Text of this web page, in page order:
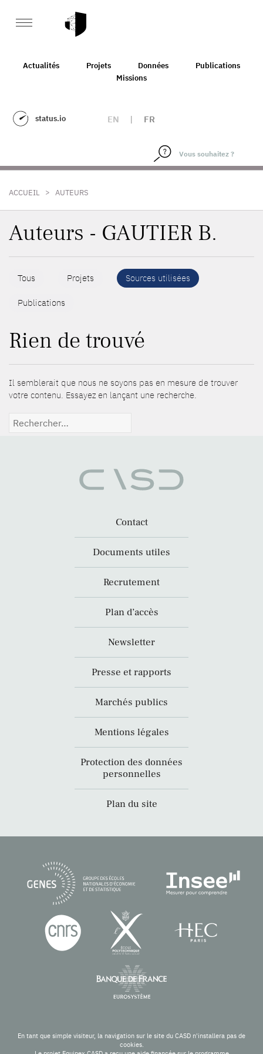
Actualités Projets Données
Publications
Missions
status.io EN | FR
ACCUEIL > AUTEURS
Auteurs - GAUTIER B.
Tous Projets Sources utilisées
Publications
Rien de trouvé
Il semblerait que nous ne soyons pas en mesure de trouver
votre contenu. Essayez en lançant une recherche.
Rechercher :
Contact
Documents utiles
Recrutement
Plan d’accès
Newsletter
Presse et rapports
Marchés publics
Mentions légales
Protection des données
personnelles
Plan du site
En tant que simple visiteur, la navigation sur le site du CASD n'installera pas de
cookies.